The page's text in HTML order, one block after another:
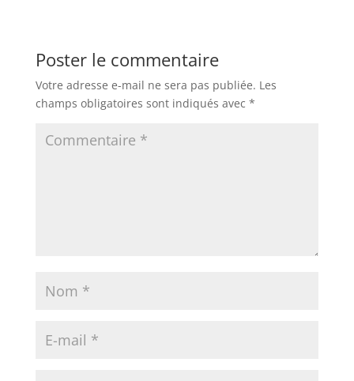
Poster le commentaire
Votre adresse e-mail ne sera pas publiée. Les
champs obligatoires sont indiqués avec *